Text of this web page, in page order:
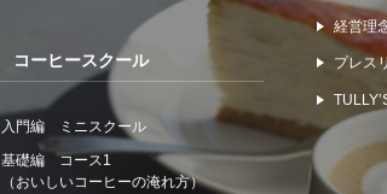
コーヒースクール
入門編 ミニスクール
基礎編 コース1
（おいしいコーヒーの淹れ方）
経営理
プレス